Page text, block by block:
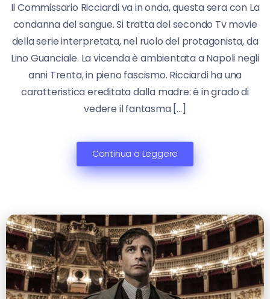
Il Commissario Ricciardi va in onda, questa sera con La
condanna del sangue. Si tratta del secondo Tv movie
della serie interpretata, nel ruolo del protagonista, da
Lino Guanciale. La vicenda è ambientata a Napoli negli
anni Trenta, in pieno fascismo. Ricciardi ha una
caratteristica ereditata dalla madre: è in grado di
vedere il fantasma […]
Continua a Leggere